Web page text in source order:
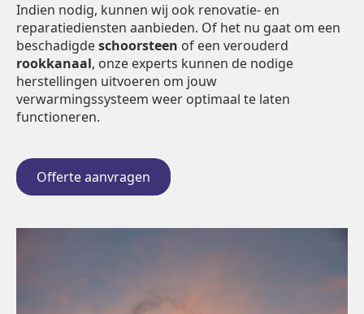
Indien nodig, kunnen wij ook renovatie- en
reparatiediensten aanbieden. Of het nu gaat om een
beschadigdeschoorsteen of een verouderd
rookkanaal, onze experts kunnen de nodige
herstellingen uitvoeren om jouw
verwarmingssysteem weer optimaal te laten
functioneren.
Offerte aanvragen